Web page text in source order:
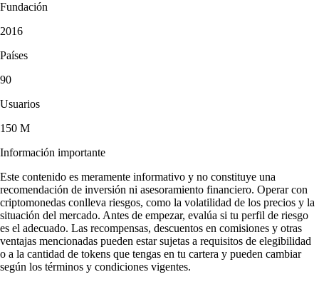
Fundación
2016
Países
90
Usuarios
150 M
Información importante
Este contenido es meramente informativo y no constituye una
recomendación de inversión ni asesoramiento financiero. Operar con
criptomonedas conlleva riesgos, como la volatilidad de los precios y la
situación del mercado. Antes de empezar, evalúa si tu perfil de riesgo
es el adecuado. Las recompensas, descuentos en comisiones y otras
ventajas mencionadas pueden estar sujetas a requisitos de elegibilidad
o a la cantidad de tokens que tengas en tu cartera y pueden cambiar
según los términos y condiciones vigentes.